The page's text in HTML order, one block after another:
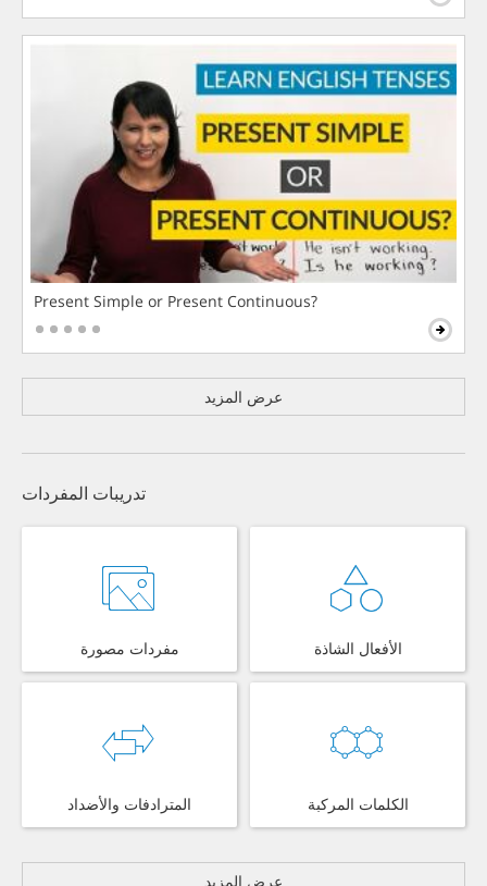
Present Simple or Present Continuous?
عرض المزيد
تدريبات المفردات
مفردات مصورة الأفعال الشاذة
المترادفات والأضداد الكلمات المركبة
عرض المزيد